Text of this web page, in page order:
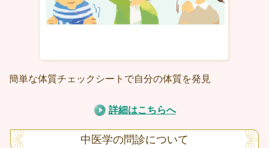
簡単な体質チェックシートで自分の体質を発見
詳細はこちらへ
中医学の問診について